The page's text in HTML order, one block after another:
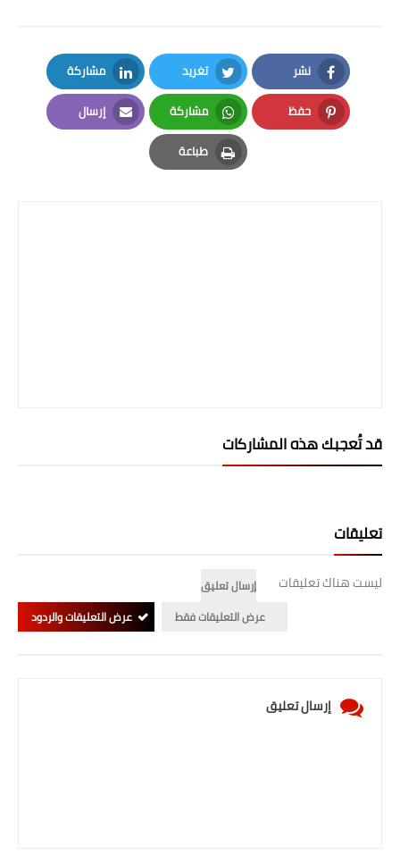
المرحلة المتوسطة
المرحلة الاعدادية
الجامعات
نشر
Facebook
تغريد
Twitter
مشاركة
LinkedIn
حفظ
Pinterest
مشاركة
Whatsapp
إرسال
Email
طباعة
Print
قد تُعجبك هذه المشاركات
تعليقات
ليست هناك تعليقات
إرسال تعليق
عرض التعليقات فقط
عرض التعليقات والردود
إرسال تعليق